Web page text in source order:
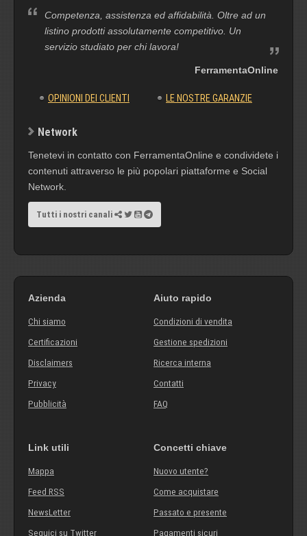
Competenza, assistenza ed affidabilità. Oltre ad un
listino prodotti assolutamente competitivo. Un
servizio studiato per chi lavora!
FerramentaOnline
OPINIONI DEI CLIENTI LE NOSTRE GARANZIE
Network
Tenetevi in contatto con FerramentaOnline e condividete i
contenuti attraverso le più popolari piattaforme e Social
Network.
Tutti i nostri canali
Azienda
Chi siamo
Certificazioni
Disclaimers
Privacy
Pubblicità
Aiuto rapido
Condizioni di vendita
Gestione spedizioni
Ricerca interna
Contatti
FAQ
Link utili
Mappa
Feed RSS
NewsLetter
Seguici su Twitter
Concetti chiave
Nuovo utente?
Come acquistare
Passato e presente
Pagamenti sicuri